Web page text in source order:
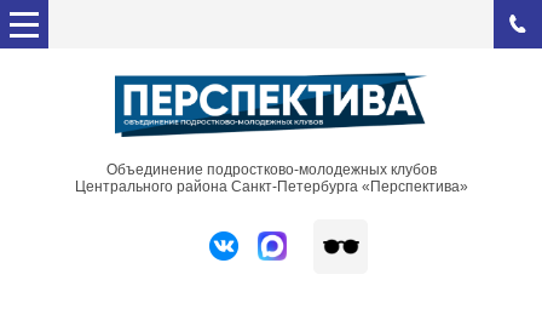
Объединение подростково-молодежных клубов
Центрального района Санкт-Петербурга «Перспектива»